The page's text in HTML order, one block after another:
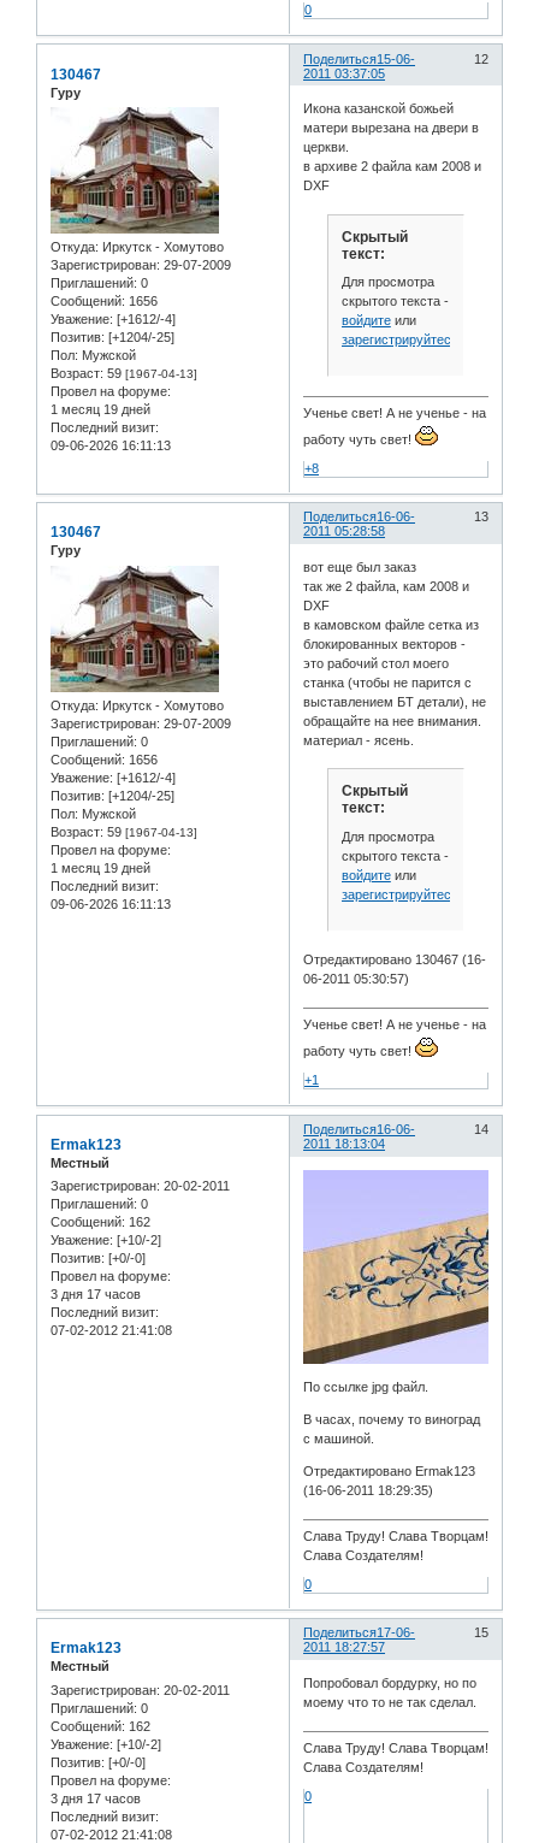
0
Поделиться 12
15-06-
2011 03:37:05
130467
Гуру
Откуда: Иркутск - Хомутово
Зарегистрирован: 29-07-2009
Приглашений: 0
Сообщений: 1656
Уважение: [+1612/-4]
Позитив: [+1204/-25]
Пол: Мужской
Возраст: 59 [1967-04-13]
Провел на форуме:
1 месяц 19 дней
Последний визит:
09-06-2026 16:11:13
Икона казанской божьей
матери вырезана на двери в
церкви.
в архиве 2 файла кам 2008 и
DXF
Скрытый
текст:
Для просмотра
скрытого текста -
войдитеили
зарегистрируйтесь
Ученье свет! А не ученье - на
работу чуть свет!
+8
Поделиться 13
16-06-
2011 05:28:58
130467
Гуру
Откуда: Иркутск - Хомутово
Зарегистрирован: 29-07-2009
Приглашений: 0
Сообщений: 1656
Уважение: [+1612/-4]
Позитив: [+1204/-25]
Пол: Мужской
Возраст: 59 [1967-04-13]
Провел на форуме:
1 месяц 19 дней
Последний визит:
09-06-2026 16:11:13
вот еще был заказ
так же 2 файла, кам 2008 и
DXF
в камовском файле сетка из
блокированных векторов -
это рабочий стол моего
станка (чтобы не парится с
выставлением БТ детали), не
обращайте на нее внимания.
материал - ясень.
Скрытый
текст:
Для просмотра
скрытого текста -
войдитеили
зарегистрируйтесь
Отредактировано 130467 (16-
06-2011 05:30:57)
Ученье свет! А не ученье - на
работу чуть свет!
+1
Поделиться 14
16-06-
2011 18:13:04
Ermak123
Местный
Зарегистрирован: 20-02-2011
Приглашений: 0
Сообщений: 162
Уважение: [+10/-2]
Позитив: [+0/-0]
Провел на форуме:
3 дня 17 часов
Последний визит:
07-02-2012 21:41:08
По ссылке jpg файл.
В часах, почему то виноград
с машиной.
Отредактировано Ermak123
(16-06-2011 18:29:35)
Слава Труду! Слава Творцам!
Слава Создателям!
0
Поделиться 15
17-06-
2011 18:27:57
Ermak123
Местный
Зарегистрирован: 20-02-2011
Приглашений: 0
Сообщений: 162
Уважение: [+10/-2]
Позитив: [+0/-0]
Провел на форуме:
3 дня 17 часов
Последний визит:
07-02-2012 21:41:08
Попробовал бордурку, но по
моему что то не так сделал.
Слава Труду! Слава Творцам!
Слава Создателям!
0